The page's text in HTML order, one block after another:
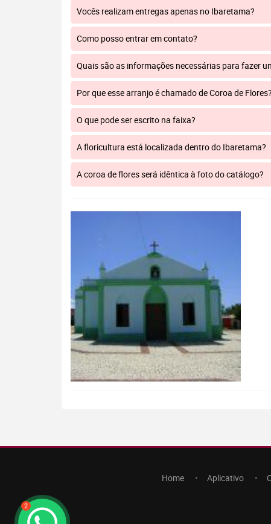
2
Vocês realizam entregas apenas no Ibaretama?
Como posso entrar em contato?
Quais são as informações necessárias para fazer
Por que esse arranjo é chamado de Coroa de Flores?
O que pode ser escrito na faixa?
A floricultura está localizada dentro do Ibaretama?
A coroa de flores será idêntica à foto do catálogo?
Home Aplicativo